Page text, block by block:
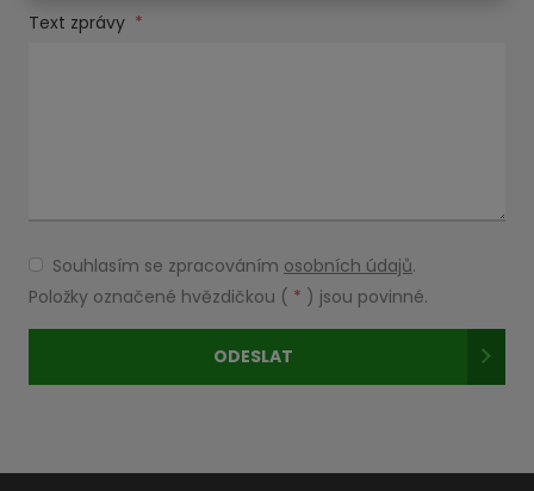
Text zprávy *
Souhlasím
se
zpracováním
osobních
Souhlasím se zpracováním osobních údajů.
Položky označené hvězdičkou ( * ) jsou povinné.
ODESLAT
nepodařilo